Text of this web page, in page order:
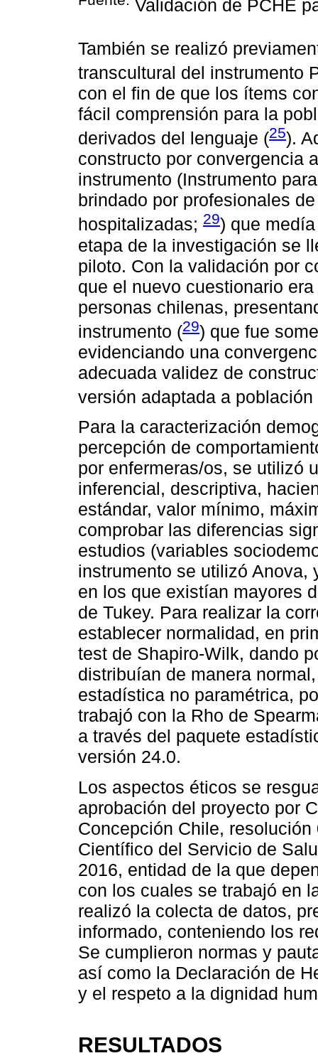
Validación de PCHE
También se realizó
transcultural del instrumento
con el fin de que los ítems
fácil comprensión para la
derivados del lenguaje (25).
constructo por convergencia
instrumento (Instrumento
brindado por profesionales
hospitalizadas; 29) que
etapa de la investigación se
piloto. Con la validación por
que el nuevo cuestionario
personas chilenas,
instrumento (29) que fue
evidenciando una
adecuada validez de
versión adaptada a
Para la caracterización
percepción de
por enfermeras/os, se utilizó
inferencial, descriptiva,
estándar, valor mínimo,
comprobar las diferencias
estudios (variables
instrumento se utilizó Anova,
en los que existían mayores
de Tukey. Para realizar la
establecer normalidad, en
test de Shapiro-Wilk, dando
distribuían de manera
estadística no paramétrica,
trabajó con la Rho de
a través del paquete
versión 24.0.
Los aspectos éticos se
aprobación del proyecto por
Concepción Chile,
Científico del Servicio de
2016, entidad de la que
con los cuales se trabajó en
realizó la colecta de datos,
informado, conteniendo los
Se cumplieron normas y
así como la Declaración de
y el respeto a la dignidad
RESULTADOS